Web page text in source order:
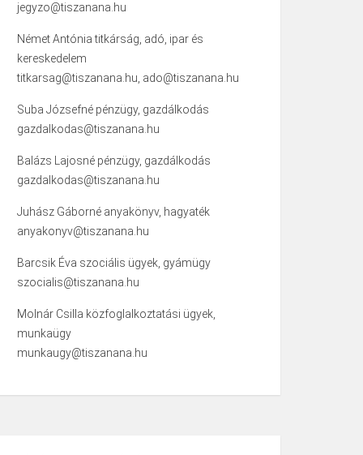
jegyzo@tiszanana.hu
Német Antónia titkárság, adó, ipar és
kereskedelem
titkarsag@tiszanana.hu, ado@tiszanana.hu
Suba Józsefné pénzügy, gazdálkodás
gazdalkodas@tiszanana.hu
Balázs Lajosné pénzügy, gazdálkodás
gazdalkodas@tiszanana.hu
Juhász Gáborné anyakönyv, hagyaték
anyakonyv@tiszanana.hu
Barcsik Éva szociális ügyek, gyámügy
szocialis@tiszanana.hu
Molnár Csilla közfoglalkoztatási ügyek,
munkaügy
munkaugy@tiszanana.hu